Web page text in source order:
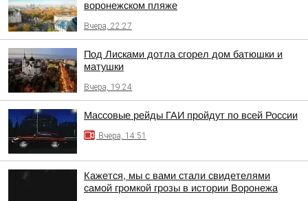
воронежском пляже
Вчера, 22:27
Под Лисками дотла сгорел дом батюшки и
матушки
Вчера, 19:24
Массовые рейды ГАИ пройдут по всей России
Вчера, 14:51
Кажется, мы с вами стали свидетелями
самой громкой грозы в истории Воронежа